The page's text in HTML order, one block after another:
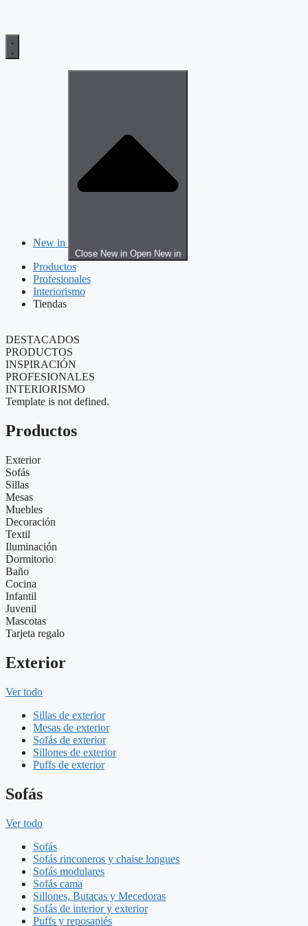
New in
Close New in Open New in
Productos
Profesionales
Interiorismo
Tiendas
DESTACADOS
PRODUCTOS
INSPIRACIÓN
PROFESIONALES
INTERIORISMO
Template is not defined.
Productos
Exterior
Sofás
Sillas
Mesas
Muebles
Decoración
Textil
Iluminación
Dormitorio
Baño
Cocina
Infantil
Juvenil
Mascotas
Tarjeta regalo
Exterior
Ver todo
Sillas de exterior
Mesas de exterior
Sofás de exterior
Sillones de exterior
Puffs de exterior
Sofás
Ver todo
Sofás
Sofás rinconeros y chaise longues
Sofás modulares
Sofás cama
Sillones, Butacas y Mecedoras
Sofás de interior y exterior
Puffs y reposapiés